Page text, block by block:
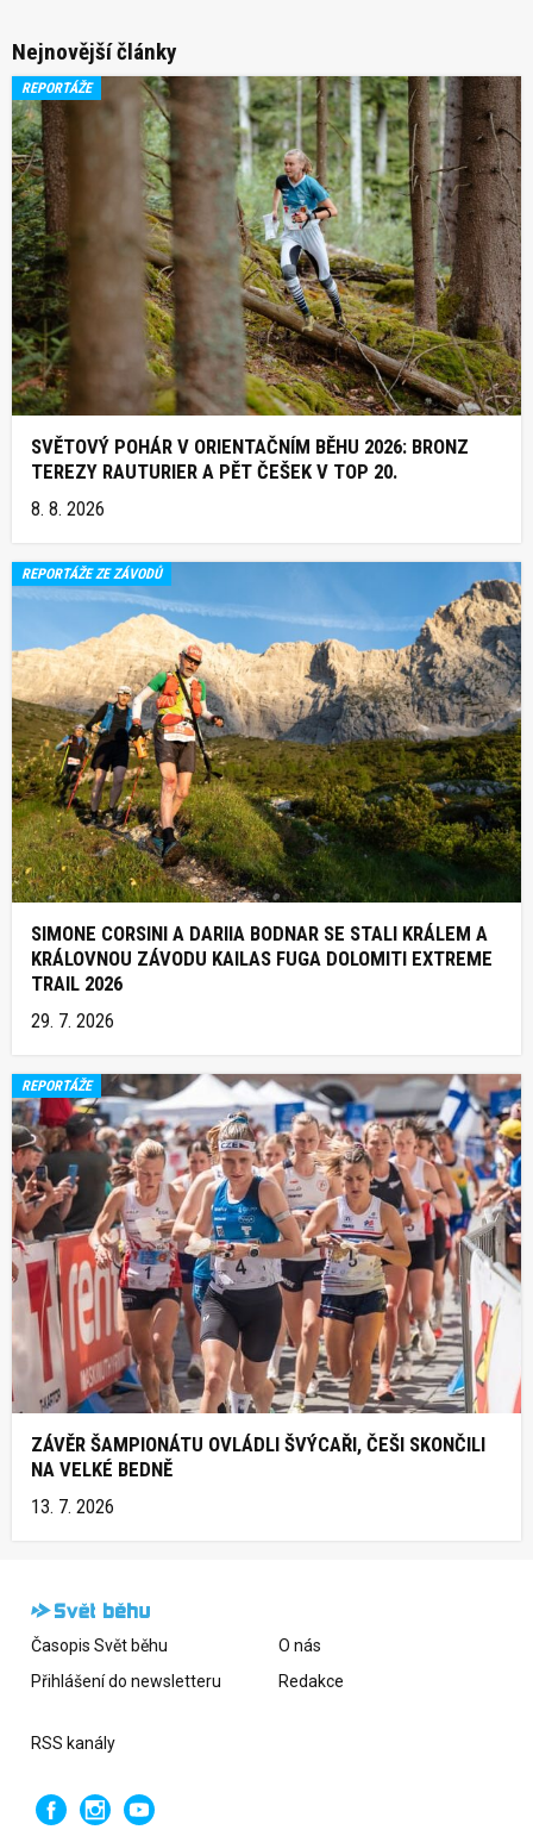
Nejnovější články
REPORTÁŽE
SVĚTOVÝ POHÁR V ORIENTAČNÍM BĚHU 2026: BRONZ
TEREZY RAUTURIER A PĚT ČEŠEK V TOP 20.
8. 8. 2026
REPORTÁŽE ZE ZÁVODŮ
SIMONE CORSINI A DARIIA BODNAR SE STALI KRÁLEM A
KRÁLOVNOU ZÁVODU KAILAS FUGA DOLOMITI EXTREME
TRAIL 2026
29. 7. 2026
REPORTÁŽE
ZÁVĚR ŠAMPIONÁTU OVLÁDLI ŠVÝCAŘI, ČEŠI SKONČILI
NA VELKÉ BEDNĚ
13. 7. 2026
Časopis Svět běhu
Přihlášení do newsletteru
O nás
Redakce
RSS kanály